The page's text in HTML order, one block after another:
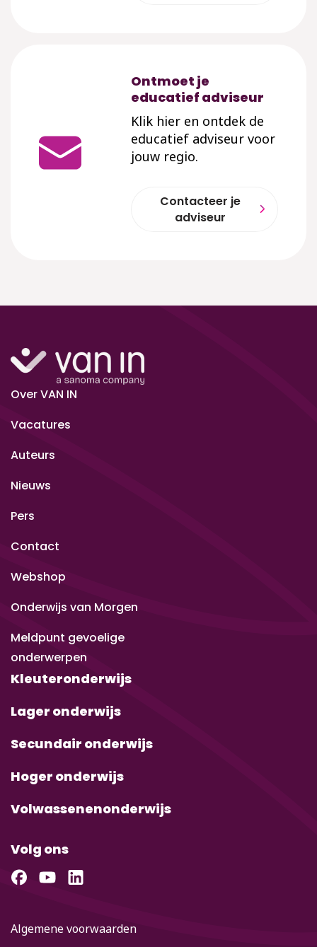
Ontmoet je
educatief adviseur
Klik hier en ontdek de
educatief adviseur voor
jouw regio.
Contacteer je
adviseur
Over VAN IN
Vacatures
Auteurs
Nieuws
Pers
Contact
Webshop
Onderwijs van Morgen
Meldpunt gevoelige
onderwerpen
Kleuteronderwijs
Lager onderwijs
Secundair onderwijs
Hoger onderwijs
Volwassenenonderwijs
Volg ons
Algemene voorwaarden